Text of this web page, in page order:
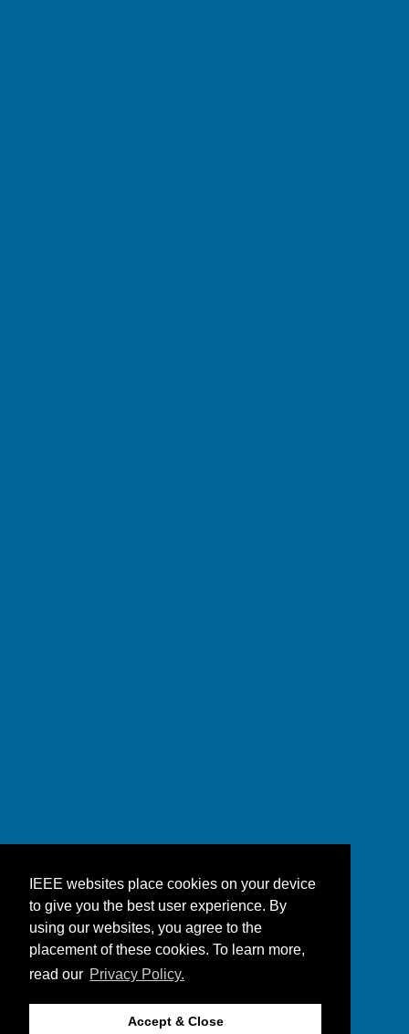
IEEE websites place cookies on your device
to give you the best user experience. By
using our websites, you agree to the
placement of these cookies. To learn more,
read our Privacy Policy.
Accept & Close